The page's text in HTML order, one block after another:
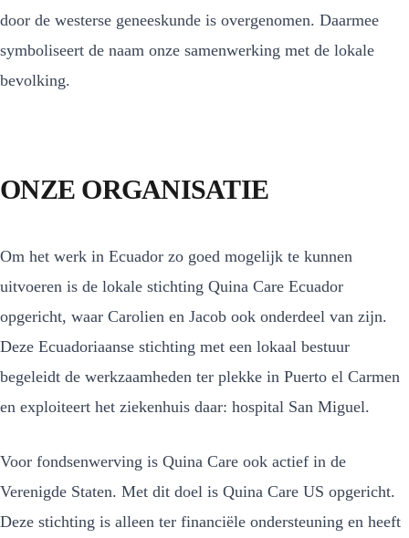
door de westerse geneeskunde is overgenomen. Daarmee
symboliseert de naam onze samenwerking met de lokale
bevolking.
ONZE ORGANISATIE
Om het werk in Ecuador zo goed mogelijk te kunnen
uitvoeren is de lokale stichting Quina Care Ecuador
opgericht, waar Carolien en Jacob ook onderdeel van zijn.
Deze Ecuadoriaanse stichting met een lokaal bestuur
begeleidt de werkzaamheden ter plekke in Puerto el Carmen
en exploiteert het ziekenhuis daar: hospital San Miguel.
Voor fondsenwerving is Quina Care ook actief in de
Verenigde Staten. Met dit doel is Quina Care US opgericht.
Deze stichting is alleen ter financiële ondersteuning en heeft